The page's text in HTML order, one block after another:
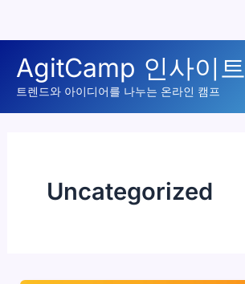
로
AgitCamp 인사이트
트렌드와 아이디어를 나누는 온라인 캠프
Uncategorized